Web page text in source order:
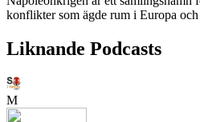
konflikter som ägde rum i Europa och
Liknande Podcasts
M